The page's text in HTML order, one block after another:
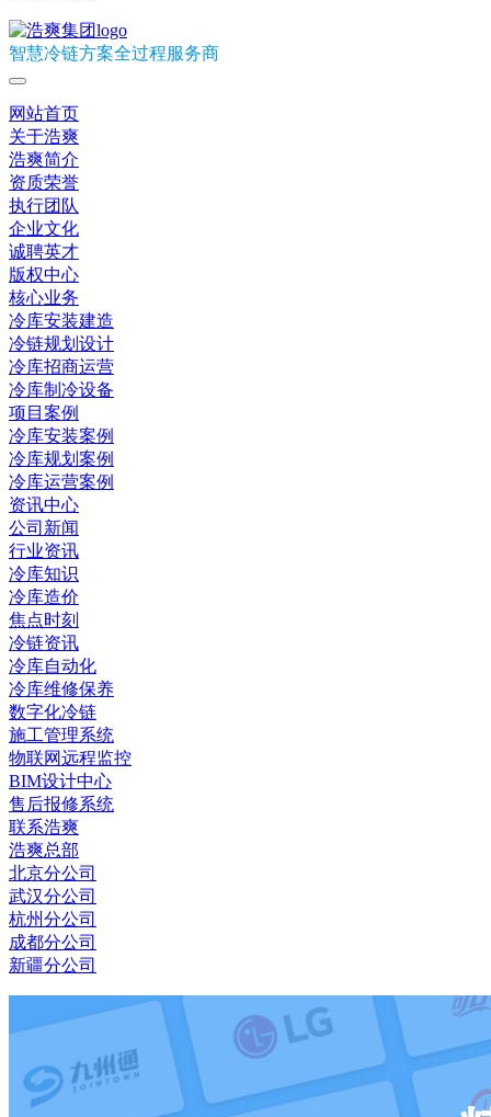
智慧冷链方案全过程服务商
网站首页
关于浩爽
浩爽简介
资质荣誉
执行团队
企业文化
诚聘英才
版权中心
核心业务
冷库安装建造
冷链规划设计
冷库招商运营
冷库制冷设备
项目案例
冷库安装案例
冷库规划案例
冷库运营案例
资讯中心
公司新闻
行业资讯
冷库知识
冷库造价
焦点时刻
冷链资讯
冷库自动化
冷库维修保养
数字化冷链
施工管理系统
物联网远程监控
BIM设计中心
售后报修系统
联系浩爽
浩爽总部
北京分公司
武汉分公司
杭州分公司
成都分公司
新疆分公司